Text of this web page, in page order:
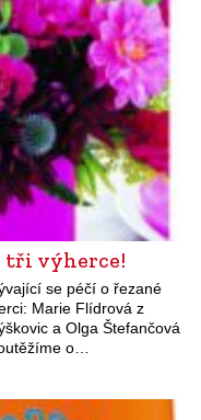
tři výherce!
se péčí o řezané
Marie Flídrová z
a Olga Štefančová
o…